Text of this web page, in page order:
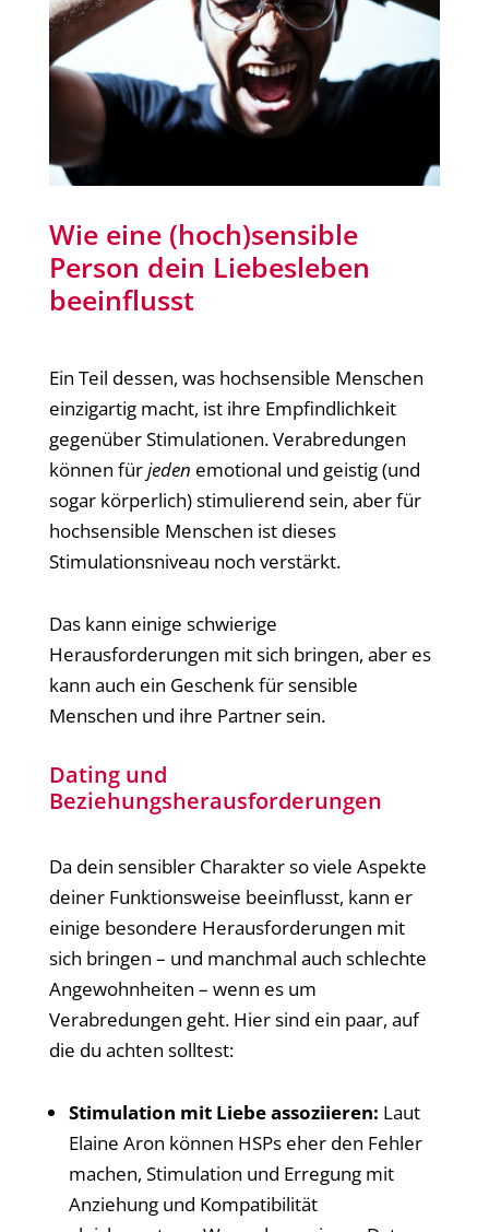
Wie eine (hoch)sensible
Person dein Liebesleben
beeinflusst
Ein Teil dessen, was hochsensible Menschen
einzigartig macht, ist ihre Empfindlichkeit
gegenüber Stimulationen. Verabredungen
können fürjeden emotional und geistig (und
sogar körperlich) stimulierend sein, aber für
hochsensible Menschen ist dieses
Stimulationsniveau noch verstärkt.
Das kann einige schwierige
Herausforderungen mit sich bringen, aber es
kann auch ein Geschenk für sensible
Menschen und ihre Partner sein.
Dating und
Beziehungsherausforderungen
Da dein sensibler Charakter so viele Aspekte
deiner Funktionsweise beeinflusst, kann er
einige besondere Herausforderungen mit
sich bringen – und manchmal auch schlechte
Angewohnheiten – wenn es um
Verabredungen geht. Hier sind ein paar, auf
die du achten solltest:
Stimulation mit Liebe assoziieren: Laut
Elaine Aron können HSPs eher den Fehler
machen, Stimulation und Erregung mit
Anziehung und Kompatibilität